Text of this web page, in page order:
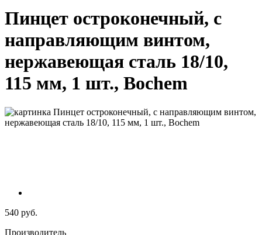
Пинцет остроконечный, с
направляющим винтом,
нержавеющая сталь 18/10,
115 мм, 1 шт., Bochem
540 руб.
Производитель